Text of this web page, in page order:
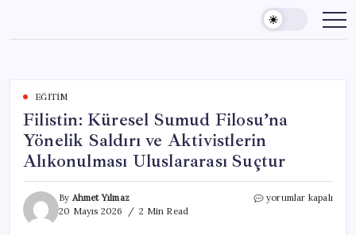
content
EĞITIM
Filistin: Küresel Sumud Filosu’na
Yönelik Saldırı ve Aktivistlerin
Alıkonulması Uluslararası Suçtur
By Ahmet Yılmaz
20 Mayıs 2026
2 Min Read
Filistin:
yorumlar kapalı